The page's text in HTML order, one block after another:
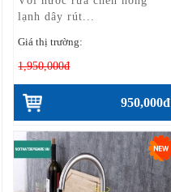
lạnh dây rút...
Giá thị trường:
1,950,000đ
950,000đ